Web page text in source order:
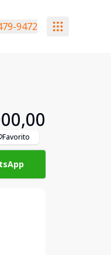
9472
Favorito